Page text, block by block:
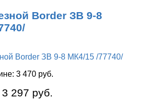
Border ЗВ 9-8
3 470 руб.
3 297 руб.